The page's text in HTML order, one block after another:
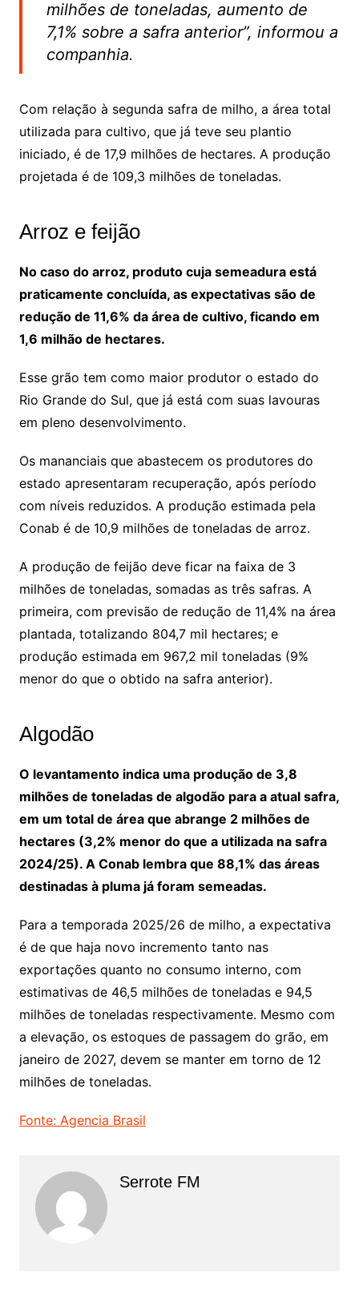
milhões de toneladas, aumento de
7,1% sobre a safra anterior”, informou a
companhia.
Com relação à segunda safra de milho, a área total
utilizada para cultivo, que já teve seu plantio
iniciado, é de 17,9 milhões de hectares. A produção
projetada é de 109,3 milhões de toneladas.
Arroz e feijão
No caso do arroz, produto cuja semeadura está
praticamente concluída, as expectativas são de
redução de 11,6% da área de cultivo, ficando em
1,6 milhão de hectares.
Esse grão tem como maior produtor o estado do
Rio Grande do Sul, que já está com suas lavouras
em pleno desenvolvimento.
Os mananciais que abastecem os produtores do
estado apresentaram recuperação, após período
com níveis reduzidos. A produção estimada pela
Conab é de 10,9 milhões de toneladas de arroz.
A produção de feijão deve ficar na faixa de 3
milhões de toneladas, somadas as três safras. A
primeira, com previsão de redução de 11,4% na área
plantada, totalizando 804,7 mil hectares; e
produção estimada em 967,2 mil toneladas (9%
menor do que o obtido na safra anterior).
Algodão
O levantamento indica uma produção de 3,8
milhões de toneladas de algodão para a atual safra,
em um total de área que abrange 2 milhões de
hectares (3,2% menor do que a utilizada na safra
2024/25). A Conab lembra que 88,1% das áreas
destinadas à pluma já foram semeadas.
Para a temporada 2025/26 de milho, a expectativa
é de que haja novo incremento tanto nas
exportações quanto no consumo interno, com
estimativas de 46,5 milhões de toneladas e 94,5
milhões de toneladas respectivamente. Mesmo com
a elevação, os estoques de passagem do grão, em
janeiro de 2027, devem se manter em torno de 12
milhões de toneladas.
Fonte: Agencia Brasil
Serrote FM